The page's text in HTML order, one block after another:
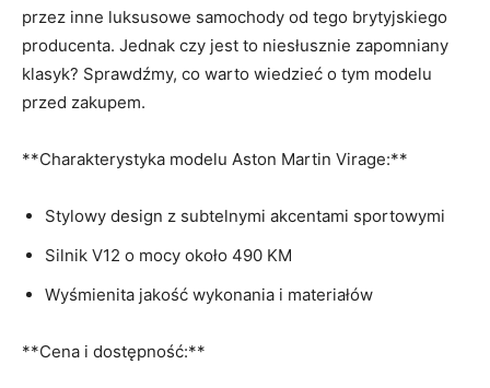
przez inne luksusowe samochody od tego brytyjskiego‌
producenta. Jednak ‍czy jest to niesłusznie zapomniany
klasyk? Sprawdźmy, co warto⁣ wiedzieć⁤ o tym modelu
przed zakupem.
**Charakterystyka modelu ⁤Aston Martin Virage:**
Stylowy design z subtelnymi akcentami⁤ sportowymi
Silnik V12 o mocy około 490 KM
Wyśmienita ⁣jakość wykonania ⁤i⁢ materiałów
**Cena i dostępność:**⁤